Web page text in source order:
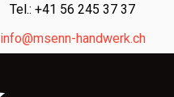
Tel.: +41 56 245 37 37
info@msenn-handwerk.ch